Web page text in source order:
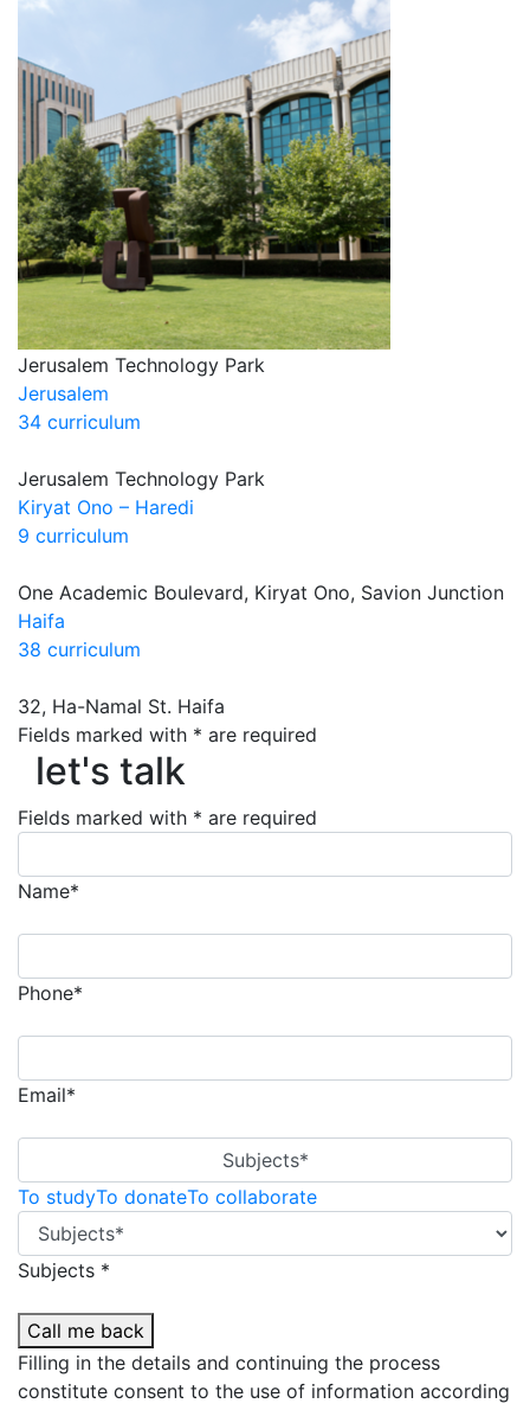
Jerusalem Technology Park
Jerusalem
34 curriculum
Jerusalem Technology Park
Kiryat Ono – Haredi
9 curriculum
One Academic Boulevard, Kiryat Ono, Savion Junction
Haifa
38 curriculum
32, Ha-Namal St. Haifa
let's talk
Fields marked with * are required
let's talk
Fields marked with * are required
Name*
Phone*
Email*
Subjects*
To studyTo donateTo collaborate
Subjects *
Call me back
Filling in the details and continuing the process
constitute consent to the use of information according